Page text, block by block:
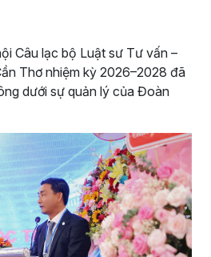
Câu lạc bộ Luật sư Tư vấn –
Thơ nhiệm kỳ 2026–2028 đã
dưới sự quản lý của Đoàn